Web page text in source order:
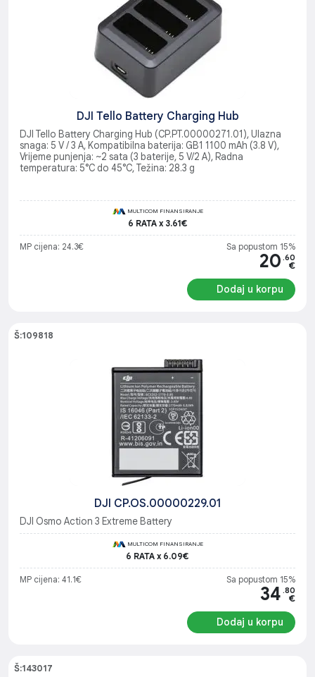
DJI Tello Battery Charging Hub
DJI Tello Battery Charging Hub (CP.PT.00000271.01), Ulazna
snaga: 5 V / 3 A, Kompatibilna baterija: GB1 1100 mAh (3.8 V),
Vrijeme punjenja: ~2 sata (3 baterije, 5 V/2 A), Radna
temperatura: 5°C do 45°C, Težina: 28.3 g
MULTICOM FINANSIRANJE
6 RATA x 3.61€
MP cijena: 24.3€ Sa popustom 15%
20 .60
€
Dodaj u korpu
Š:109818
DJI CP.OS.00000229.01
DJI Osmo Action 3 Extreme Battery
MULTICOM FINANSIRANJE
6 RATA x 6.09€
MP cijena: 41.1€ Sa popustom 15%
34 .80
€
Dodaj u korpu
Š:143017